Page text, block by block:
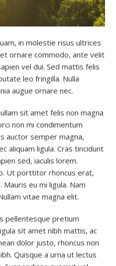
in molestie risus ultrices
ornare commodo, ante velit
vel dui. Sed mattis felis
leo fringilla. Nulla
augue ornare nec.
sit amet felis non magna
non mi condimentum
auctor semper magna,
aliquam ligula. Cras tincidunt
sed, iaculis lorem.
Ut porttitor rhoncus erat,
eu mi ligula. Nam
vitae magna elit.
pellentesque pretium
sit amet nibh mattis, ac
dolor justo, rhoncus non
Quisque a urna ut lectus